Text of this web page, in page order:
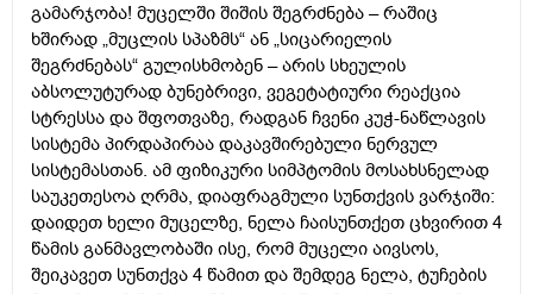
გამარჯობა! მუცელში შიშის შეგრძნება – რაშიც
ხშირად „მუცლის სპაზმს“ ან „სიცარიელის
შეგრძნებას“ გულისხმობენ – არის სხეულის
აბსოლუტურად ბუნებრივი, ვეგეტატიური რეაქცია
სტრესსა და შფოთვაზე, რადგან ჩვენი კუჭ-ნაწლავის
სისტემა პირდაპირაა დაკავშირებული ნერვულ
სისტემასთან. ამ ფიზიკური სიმპტომის მოსახსნელად
საუკეთესოა ღრმა, დიაფრაგმული სუნთქვის ვარჯიში:
დაიდეთ ხელი მუცელზე, ნელა ჩაისუნთქეთ ცხვირით 4
წამის განმავლობაში ისე, რომ მუცელი აივსოს,
შეიკავეთ სუნთქვა 4 წამით და შემდეგ ნელა, ტუჩების